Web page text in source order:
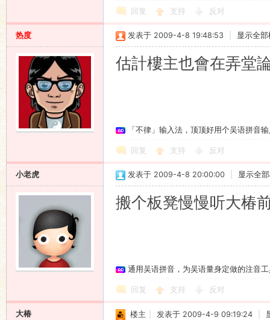
回复 支持 反对
热度 发表于 2009-4-8 19:48:53 显示全部
估計樓主也會在弄堂
「不律」输入法，顶顶好用个吴语拼音
回复 支持 反对
小老虎 发表于 2009-4-8 20:00:00 显示全
搬个板凳慢慢听大椿
通用吴语拼音，为吴语量身定做的注音
回复 支持 反对
大椿 楼主 发表于 2009-4-9 09:19:24